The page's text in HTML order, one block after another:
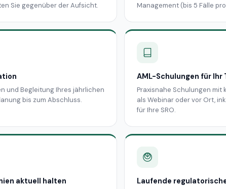
Sie gegenüber der Aufsicht.
Management (bis 5 Fälle
und Begleitung Ihres jährlichen
bis zum Abschluss.
AML-Schulungen für Ihr
Praxisnahe Schulungen mit
als Webinar oder vor Ort,
für Ihre SRO.
aktuell halten Laufende